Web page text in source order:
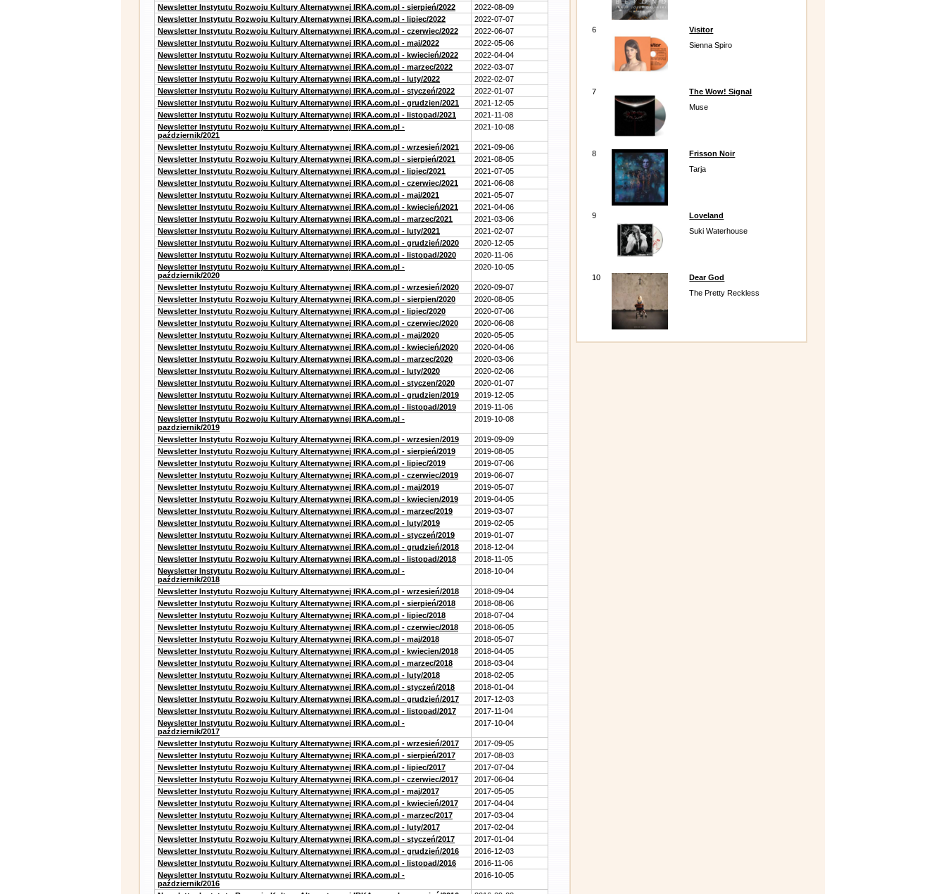
Newsletter Instytutu Rozwoju Kultury Alternatywnej IRKA.com.pl - sierpień/2022
2022-08-09
Newsletter Instytutu Rozwoju Kultury Alternatywnej IRKA.com.pl - lipiec/2022
2022-07-07
Newsletter Instytutu Rozwoju Kultury Alternatywnej IRKA.com.pl - czerwiec/2022
2022-06-07
Newsletter Instytutu Rozwoju Kultury Alternatywnej IRKA.com.pl - maj/2022
2022-05-06
Newsletter Instytutu Rozwoju Kultury Alternatywnej IRKA.com.pl - kwiecień/2022
2022-04-04
Newsletter Instytutu Rozwoju Kultury Alternatywnej IRKA.com.pl - marzec/2022
2022-03-07
Newsletter Instytutu Rozwoju Kultury Alternatywnej IRKA.com.pl - luty/2022
2022-02-07
Newsletter Instytutu Rozwoju Kultury Alternatywnej IRKA.com.pl - styczeń/2022
2022-01-07
Newsletter Instytutu Rozwoju Kultury Alternatywnej IRKA.com.pl - grudzien/2021
2021-12-05
Newsletter Instytutu Rozwoju Kultury Alternatywnej IRKA.com.pl - listopad/2021
2021-11-08
Newsletter Instytutu Rozwoju Kultury Alternatywnej IRKA.com.pl -
październik/2021
2021-10-08
Newsletter Instytutu Rozwoju Kultury Alternatywnej IRKA.com.pl - wrzesień/2021
2021-09-06
Newsletter Instytutu Rozwoju Kultury Alternatywnej IRKA.com.pl - sierpień/2021
2021-08-05
Newsletter Instytutu Rozwoju Kultury Alternatywnej IRKA.com.pl - lipiec/2021
2021-07-05
Newsletter Instytutu Rozwoju Kultury Alternatywnej IRKA.com.pl - czerwiec/2021
2021-06-08
Newsletter Instytutu Rozwoju Kultury Alternatywnej IRKA.com.pl - maj/2021
2021-05-07
Newsletter Instytutu Rozwoju Kultury Alternatywnej IRKA.com.pl - kwiecień/2021
2021-04-06
Newsletter Instytutu Rozwoju Kultury Alternatywnej IRKA.com.pl - marzec/2021
2021-03-06
Newsletter Instytutu Rozwoju Kultury Alternatywnej IRKA.com.pl - luty/2021
2021-02-07
Newsletter Instytutu Rozwoju Kultury Alternatywnej IRKA.com.pl - grudzień/2020
2020-12-05
Newsletter Instytutu Rozwoju Kultury Alternatywnej IRKA.com.pl - listopad/2020
2020-11-06
Newsletter Instytutu Rozwoju Kultury Alternatywnej IRKA.com.pl -
październik/2020
2020-10-05
Newsletter Instytutu Rozwoju Kultury Alternatywnej IRKA.com.pl - wrzesień/2020
2020-09-07
Newsletter Instytutu Rozwoju Kultury Alternatywnej IRKA.com.pl - sierpien/2020
2020-08-05
Newsletter Instytutu Rozwoju Kultury Alternatywnej IRKA.com.pl - lipiec/2020
2020-07-06
Newsletter Instytutu Rozwoju Kultury Alternatywnej IRKA.com.pl - czerwiec/2020
2020-06-08
Newsletter Instytutu Rozwoju Kultury Alternatywnej IRKA.com.pl - maj/2020
2020-05-05
Newsletter Instytutu Rozwoju Kultury Alternatywnej IRKA.com.pl - kwiecień/2020
2020-04-06
Newsletter Instytutu Rozwoju Kultury Alternatywnej IRKA.com.pl - marzec/2020
2020-03-06
Newsletter Instytutu Rozwoju Kultury Alternatywnej IRKA.com.pl - luty/2020
2020-02-06
Newsletter Instytutu Rozwoju Kultury Alternatywnej IRKA.com.pl - styczen/2020
2020-01-07
Newsletter Instytutu Rozwoju Kultury Alternatywnej IRKA.com.pl - grudzien/2019
2019-12-05
Newsletter Instytutu Rozwoju Kultury Alternatywnej IRKA.com.pl - listopad/2019
2019-11-06
Newsletter Instytutu Rozwoju Kultury Alternatywnej IRKA.com.pl -
pazdziernik/2019
2019-10-08
Newsletter Instytutu Rozwoju Kultury Alternatywnej IRKA.com.pl - wrzesien/2019
2019-09-09
Newsletter Instytutu Rozwoju Kultury Alternatywnej IRKA.com.pl - sierpień/2019
2019-08-05
Newsletter Instytutu Rozwoju Kultury Alternatywnej IRKA.com.pl - lipiec/2019
2019-07-06
Newsletter Instytutu Rozwoju Kultury Alternatywnej IRKA.com.pl - czerwiec/2019
2019-06-07
Newsletter Instytutu Rozwoju Kultury Alternatywnej IRKA.com.pl - maj/2019
2019-05-07
Newsletter Instytutu Rozwoju Kultury Alternatywnej IRKA.com.pl - kwiecien/2019
2019-04-05
Newsletter Instytutu Rozwoju Kultury Alternatywnej IRKA.com.pl - marzec/2019
2019-03-07
Newsletter Instytutu Rozwoju Kultury Alternatywnej IRKA.com.pl - luty/2019
2019-02-05
Newsletter Instytutu Rozwoju Kultury Alternatywnej IRKA.com.pl - styczeń/2019
2019-01-07
Newsletter Instytutu Rozwoju Kultury Alternatywnej IRKA.com.pl - grudzień/2018
2018-12-04
Newsletter Instytutu Rozwoju Kultury Alternatywnej IRKA.com.pl - listopad/2018
2018-11-05
Newsletter Instytutu Rozwoju Kultury Alternatywnej IRKA.com.pl -
październik/2018
2018-10-04
Newsletter Instytutu Rozwoju Kultury Alternatywnej IRKA.com.pl - wrzesień/2018
2018-09-04
Newsletter Instytutu Rozwoju Kultury Alternatywnej IRKA.com.pl - sierpień/2018
2018-08-06
Newsletter Instytutu Rozwoju Kultury Alternatywnej IRKA.com.pl - lipiec/2018
2018-07-04
Newsletter Instytutu Rozwoju Kultury Alternatywnej IRKA.com.pl - czerwiec/2018
2018-06-05
Newsletter Instytutu Rozwoju Kultury Alternatywnej IRKA.com.pl - maj/2018
2018-05-07
Newsletter Instytutu Rozwoju Kultury Alternatywnej IRKA.com.pl - kwiecien/2018
2018-04-05
Newsletter Instytutu Rozwoju Kultury Alternatywnej IRKA.com.pl - marzec/2018
2018-03-04
Newsletter Instytutu Rozwoju Kultury Alternatywnej IRKA.com.pl - luty/2018
2018-02-05
Newsletter Instytutu Rozwoju Kultury Alternatywnej IRKA.com.pl - styczeń/2018
2018-01-04
Newsletter Instytutu Rozwoju Kultury Alternatywnej IRKA.com.pl - grudzień/2017
2017-12-03
Newsletter Instytutu Rozwoju Kultury Alternatywnej IRKA.com.pl - listopad/2017
2017-11-04
Newsletter Instytutu Rozwoju Kultury Alternatywnej IRKA.com.pl -
październik/2017
2017-10-04
Newsletter Instytutu Rozwoju Kultury Alternatywnej IRKA.com.pl - wrzesień/2017
2017-09-05
Newsletter Instytutu Rozwoju Kultury Alternatywnej IRKA.com.pl - sierpień/2017
2017-08-03
Newsletter Instytutu Rozwoju Kultury Alternatywnej IRKA.com.pl - lipiec/2017
2017-07-04
Newsletter Instytutu Rozwoju Kultury Alternatywnej IRKA.com.pl - czerwiec/2017
2017-06-04
Newsletter Instytutu Rozwoju Kultury Alternatywnej IRKA.com.pl - maj/2017
2017-05-05
Newsletter Instytutu Rozwoju Kultury Alternatywnej IRKA.com.pl - kwiecień/2017
2017-04-04
Newsletter Instytutu Rozwoju Kultury Alternatywnej IRKA.com.pl - marzec/2017
2017-03-04
Newsletter Instytutu Rozwoju Kultury Alternatywnej IRKA.com.pl - luty/2017
2017-02-04
Newsletter Instytutu Rozwoju Kultury Alternatywnej IRKA.com.pl - styczeń/2017
2017-01-04
Newsletter Instytutu Rozwoju Kultury Alternatywnej IRKA.com.pl - grudzień/2016
2016-12-03
Newsletter Instytutu Rozwoju Kultury Alternatywnej IRKA.com.pl - listopad/2016
2016-11-06
Newsletter Instytutu Rozwoju Kultury Alternatywnej IRKA.com.pl -
październik/2016
2016-10-05
6
Visitor
Sienna Spiro
7
The Wow! Signal
Muse
8
Frisson Noir
Tarja
9
Loveland
Suki Waterhouse
10
Dear God
The Pretty Reckless